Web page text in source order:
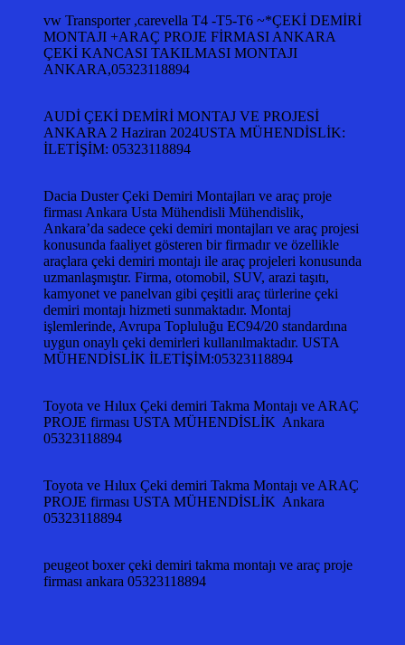
vw Transporter ,carevella T4 -T5-T6 ~*ÇEKİ DEMİRİ
MONTAJI +ARAÇ PROJE FİRMASI ANKARA
ÇEKİ KANCASI TAKILMASI MONTAJI
ANKARA,05323118894
AUDİ ÇEKİ DEMİRİ MONTAJ VE PROJESİ
ANKARA 2 Haziran 2024USTA MÜHENDİSLİK:
İLETİŞİM: 05323118894
Dacia Duster Çeki Demiri Montajları ve araç proje
firması Ankara Usta Mühendisli Mühendislik,
Ankara’da sadece çeki demiri montajları ve araç projesi
konusunda faaliyet gösteren bir firmadır ve özellikle
araçlara çeki demiri montajı ile araç projeleri konusunda
uzmanlaşmıştır. Firma, otomobil, SUV, arazi taşıtı,
kamyonet ve panelvan gibi çeşitli araç türlerine çeki
demiri montajı hizmeti sunmaktadır. Montaj
işlemlerinde, Avrupa Topluluğu EC94/20 standardına
uygun onaylı çeki demirleri kullanılmaktadır. USTA
MÜHENDİSLİK İLETİŞİM:05323118894
Toyota ve Hılux Çeki demiri Takma Montajı ve ARAÇ
PROJE firması USTA MÜHENDİSLİK Ankara
05323118894
Toyota ve Hılux Çeki demiri Takma Montajı ve ARAÇ
PROJE firması USTA MÜHENDİSLİK Ankara
05323118894
peugeot boxer çeki demiri takma montajı ve araç proje
firması ankara 05323118894